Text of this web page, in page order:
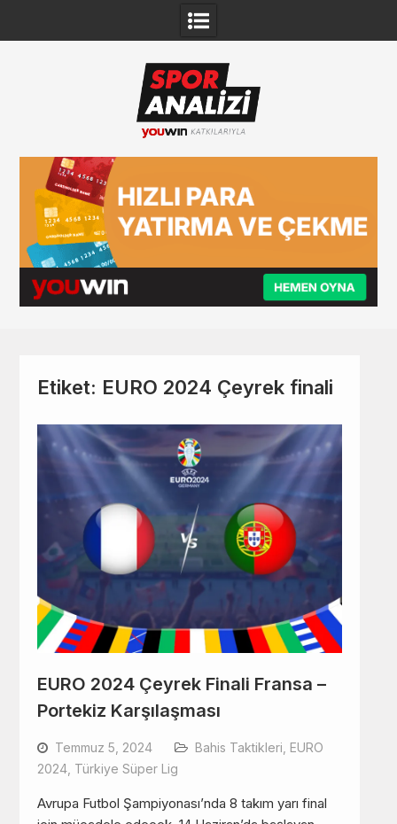
Etiket: EURO 2024 Çeyrek finali
EURO 2024 Çeyrek Finali Fransa –
Portekiz Karşılaşması
Temmuz 5, 2024 Bahis Taktikleri EURO
2024, Türkiye Süper Lig
Avrupa Futbol Şampiyonası’nda 8 takım yarı final